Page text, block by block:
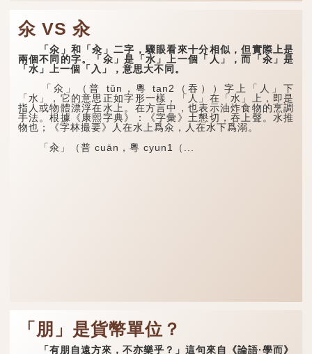
氽 VS 汆
「氽」和「汆」二字，驟眼看來十分相似，但實際上是
兩個不同的字。「氽」是「水」上一個「人」，而「汆」是
「水」上一個「入」，意思大不同。
「氽」（普 tǔn，粵 tan2（吞））字上「人」下
「水」，它的意思正如字形一樣，「人」在「水」上，即是
指人或物體漂浮在水上。在方言中，也表示油炸食物的烹調
手法。根據《康熙字典》：《字彙》土懇切，吞上聲。水推
物也；《字林撮要》人在水上爲氽，人在水下爲溺。
「汆」（普 cuān，粵 cyun1（...
「朋」是貨幣單位？
「有朋自遠方來，不亦樂乎？」這句來自《論語·學而》